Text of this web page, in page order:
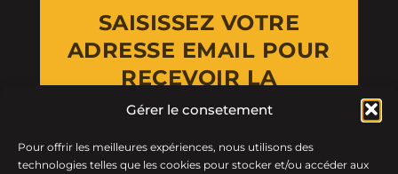
Gérer le consetement
Pour offrir les meilleures expériences, nous utilisons des
technologies telles que les cookies pour stocker et/ou accéder aux
SAISISSEZ VOTRE
ADRESSE EMAIL POUR
RECEVOIR LA
NEWSLETTER
Email Address